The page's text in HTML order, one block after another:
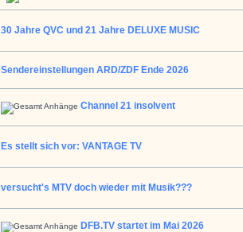
30 Jahre QVC und 21 Jahre DELUXE MUSIC
Sendereinstellungen ARD/ZDF Ende 2026
Channel 21 insolvent
Es stellt sich vor: VANTAGE TV
versucht's MTV doch wieder mit Musik???
DFB.TV startet im Mai 2026